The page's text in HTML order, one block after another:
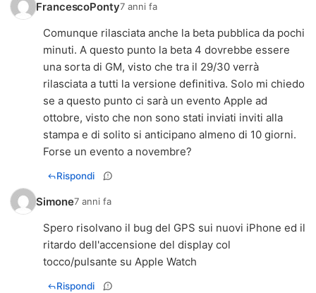
FrancescoPonty7 anni fa
Comunque rilasciata anche la beta pubblica da pochi
minuti. A questo punto la beta 4 dovrebbe essere
una sorta di GM, visto che tra il 29/30 verrà
rilasciata a tutti la versione definitiva. Solo mi chiedo
se a questo punto ci sarà un evento Apple ad
ottobre, visto che non sono stati inviati inviti alla
stampa e di solito si anticipano almeno di 10 giorni.
Forse un evento a novembre?
Rispondi
Simone7 anni fa
Spero risolvano il bug del GPS sui nuovi iPhone ed il
ritardo dell'accensione del display col
tocco/pulsante su Apple Watch
Rispondi